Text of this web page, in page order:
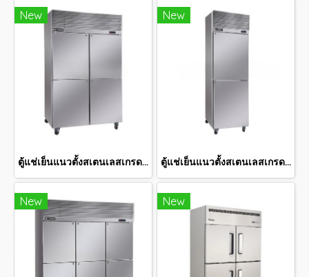
New
ตู้แช่เย็นแนวตั้งสเตนเลสเกรด 201 36.3 คิว SRC-1232
New
ตู้แช่เย็นแนวตั้งสเตนเลสเกรด 201 18.7คิว SRC-0612
New New